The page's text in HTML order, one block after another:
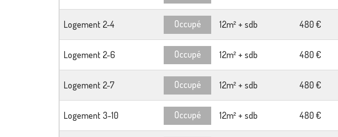
Logement 2-4 Occupé 12m² + sdb 480 €
Logement 2-6 Occupé 12m² + sdb 480 €
Logement 2-7 Occupé 12m² + sdb 480 €
Logement 3-10 Occupé 12m² + sdb 480 €